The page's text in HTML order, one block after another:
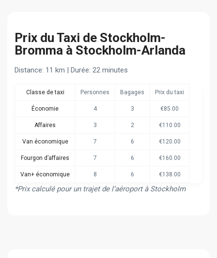
Prix du Taxi de Stockholm-
Bromma à Stockholm-Arlanda
Distance: 11 km | Durée: 22 minutes
Classe de taxi Personnes Bagages Prix du taxi
Économie 4 3 €85.00
Affaires 3 2 €110.00
Van économique 7 6 €120.00
Fourgon d’affaires 7 6 €160.00
Van+ économique 8 6 €138.00
*Prix calculé pour un trajet de l’aéroport à Stockholm